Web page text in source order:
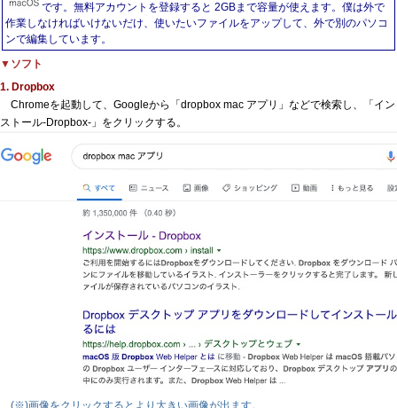
です。無料アカウントを登録すると 2GBまで容量が使えます。僕は外で
作業しなければいけないだけ、使いたいファイルをアップして、外で別のパソコ
ンで編集しています。
▼ソフト
1. Dropbox
Chromeを起動して、Googleから「dropbox mac アプリ」などで検索し、「イン
ストール-Dropbox-」をクリックする。
(※)画像をクリックするとより大きい画像が出ます。